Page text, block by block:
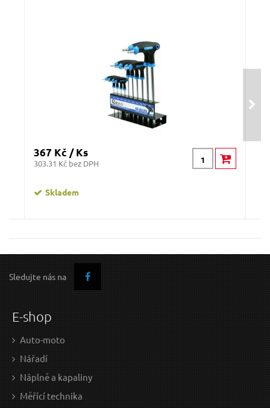
367 Kč / Ks
303.31 Kč bez DPH
Skladem
Sledujte nás na
E-shop
Auto-moto
Nářadí
Náplně a kapaliny
Měřící technika